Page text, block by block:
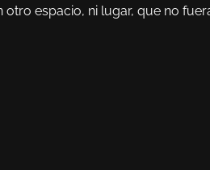
espacio, ni lugar, que no